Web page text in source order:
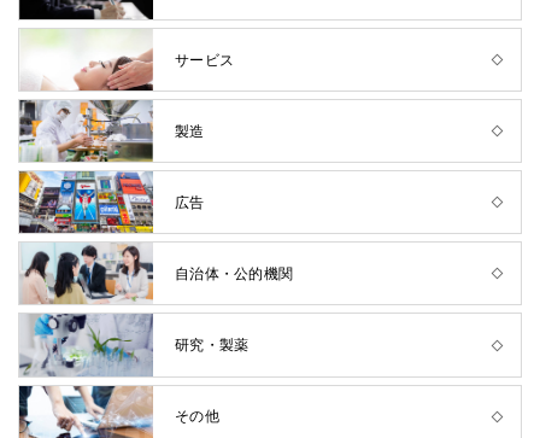
サービス
製造
広告
自治体・公的機関
研究・製薬
その他